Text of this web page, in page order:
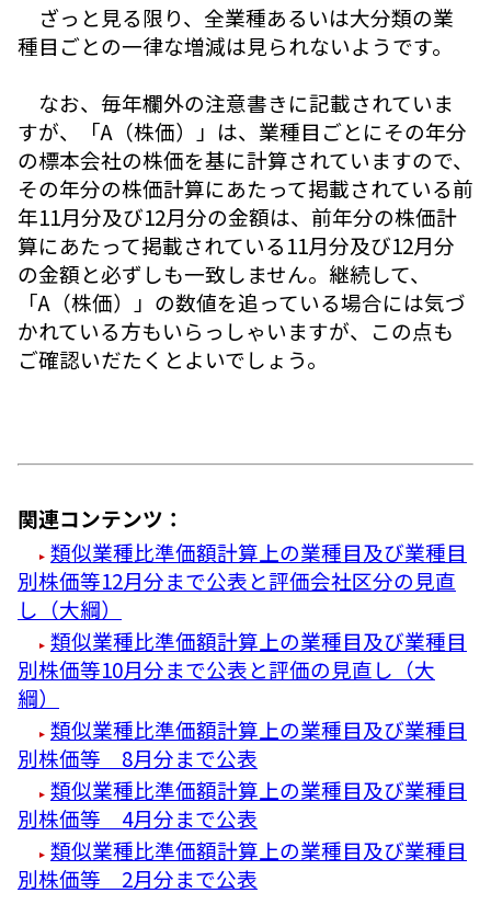
ざっと見る限り、全業種あるいは大分類の業
種目ごとの一律な増減は見られないようです。
なお、毎年欄外の注意書きに記載されていま
すが、「A（株価）」は、業種目ごとにその年分
の標本会社の株価を基に計算されていますので、
その年分の株価計算にあたって掲載されている前
年11月分及び12月分の金額は、前年分の株価計
算にあたって掲載されている11月分及び12月分
の金額と必ずしも一致しません。継続して、
「A（株価）」の数値を追っている場合には気づ
かれている方もいらっしゃいますが、この点も
ご確認いだたくとよいでしょう。
関連コンテンツ：
類似業種比準価額計算上の業種目及び業種目
別株価等12月分まで公表と評価会社区分の見直
し（大綱）
類似業種比準価額計算上の業種目及び業種目
別株価等10月分まで公表と評価の見直し（大
綱）
類似業種比準価額計算上の業種目及び業種目
別株価等 8月分まで公表
類似業種比準価額計算上の業種目及び業種目
別株価等 4月分まで公表
類似業種比準価額計算上の業種目及び業種目
別株価等 2月分まで公表